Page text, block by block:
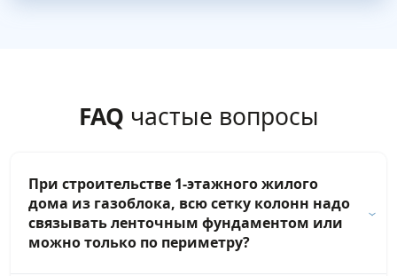
FAQ частые вопросы
При строительстве 1-этажного жилого
дома из газоблока, всю сетку колонн надо
связывать ленточным фундаментом или
можно только по периметру?